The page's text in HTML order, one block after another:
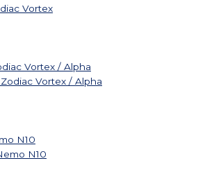
Vortex / Alpha
N10